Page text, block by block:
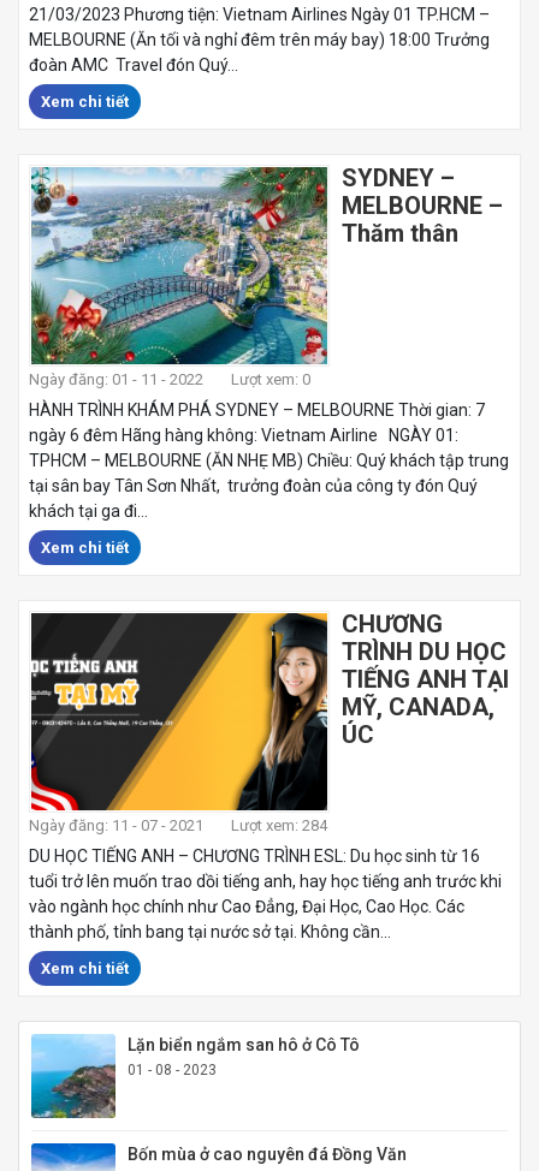
21/03/2023 Phương tiện: Vietnam Airlines Ngày 01 TP.HCM –
MELBOURNE (Ăn tối và nghỉ đêm trên máy bay) 18:00 Trưởng
đoàn AMC Travel đón Quý...
Xem chi tiết
SYDNEY –
MELBOURNE –
Thăm thân
Ngày đăng: 01 - 11 - 2022 Lượt xem: 0
HÀNH TRÌNH KHÁM PHÁ SYDNEY – MELBOURNE Thời gian: 7
ngày 6 đêm Hãng hàng không: Vietnam Airline NGÀY 01:
TPHCM – MELBOURNE (ĂN NHẸ MB) Chiều: Quý khách tập trung
tại sân bay Tân Sơn Nhất, trưởng đoàn của công ty đón Quý
khách tại ga đi...
Xem chi tiết
CHƯƠNG
TRÌNH DU HỌC
TIẾNG ANH TẠI
MỸ, CANADA,
ÚC
Ngày đăng: 11 - 07 - 2021 Lượt xem: 284
DU HỌC TIẾNG ANH – CHƯƠNG TRÌNH ESL: Du học sinh từ 16
tuổi trở lên muốn trao dồi tiếng anh, hay học tiếng anh trước khi
vào ngành học chính như Cao Đẳng, Đại Học, Cao Học. Các
thành phố, tỉnh bang tại nước sở tại. Không cần...
Xem chi tiết
Lặn biển ngắm san hô ở Cô Tô
01 - 08 - 2023
Bốn mùa ở cao nguyên đá Đồng Văn